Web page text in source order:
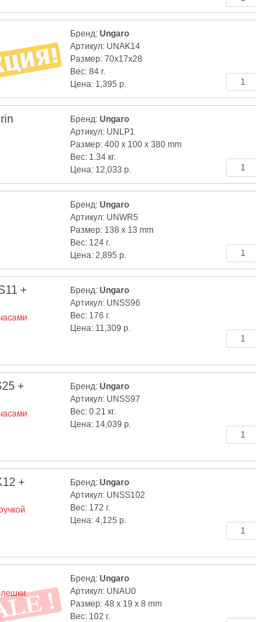
Бренд: Ungaro
Артикул: UNAK14
Размер: 70x17x28
Вес: 84 г.
Цена: 1,395 р.
Бренд: Ungaro
Артикул: UNLP1
Размер: 400 x 100 x 380 mm
Вес: 1.34 кг.
Цена: 12,033 р.
Бренд: Ungaro
Артикул: UNWR5
Размер: 138 x 13 mm
Вес: 124 г.
Цена: 2,895 р.
+
Бренд: Ungaro
Артикул: UNSS96
Вес: 176 г.
Цена: 11,309 р.
+
Бренд: Ungaro
Артикул: UNSS97
Вес: 0.21 кг.
Цена: 14,039 р.
+
Бренд: Ungaro
Артикул: UNSS102
Вес: 172 г.
Цена: 4,125 р.
Бренд: Ungaro
Артикул: UNAU0
Размер: 48 x 19 x 8 mm
Вес: 102 г.